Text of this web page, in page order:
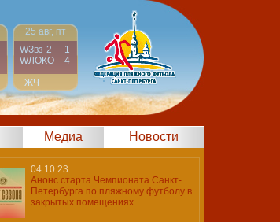
25 авг, пт
WЗвз-2
1
WЛОКО
4
ЖЧ
Финал
Медиа Новости
04.10.23
Анонс старта Чемпионата Санкт-
Петербурга по пляжному футболу в
закрытых помещениях..